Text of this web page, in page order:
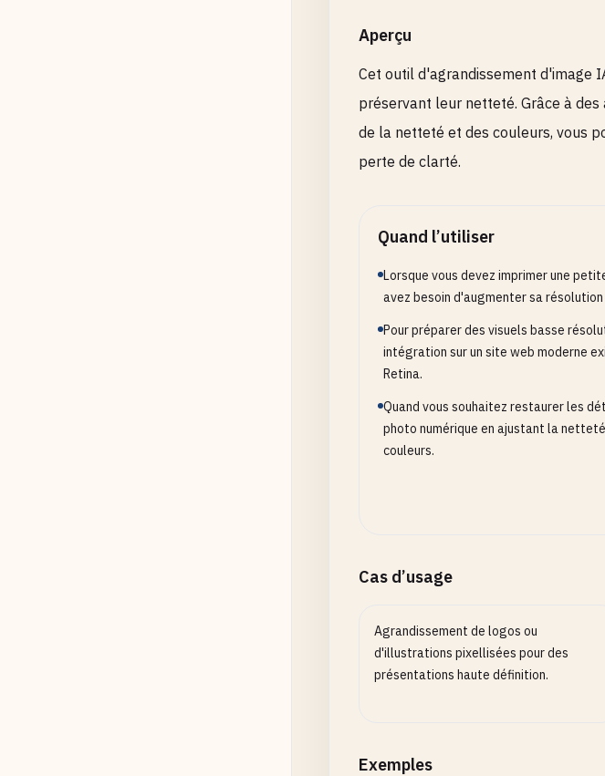
Format de Sortie
transparence
Qualité de l'image de sortie (1-100),
Activez ou désactivez les comportements
Aperçu
Cet outil d'agrandissement d'image
préservant leur netteté. Grâce à
de la netteté et des couleurs, vous
perte de clarté.
Quand l’utiliser
Lorsque vous devez imprimer une
avez besoin d'augmenter sa
Pour préparer des visuels basse
intégration sur un site web moderne
Retina.
Quand vous souhaitez restaurer les
photo numérique en ajustant la
couleurs.
Cas d’usage
Agrandissement de logos ou
d'illustrations pixellisées pour des
présentations haute définition.
Exemples